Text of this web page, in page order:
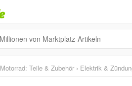
Motorrad: Teile & Zubehör › Elektrik &